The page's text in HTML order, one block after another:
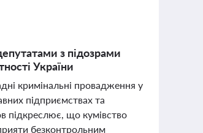
з підозрами
України
кримінальні провадження у
підприємствах та
підкреслює, що кумівство
безконтрольним